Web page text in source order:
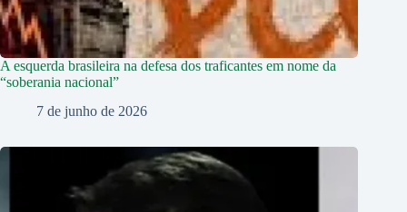
A esquerda brasileira na defesa dos traficantes em nome da
“soberania nacional”
7 de junho de 2026